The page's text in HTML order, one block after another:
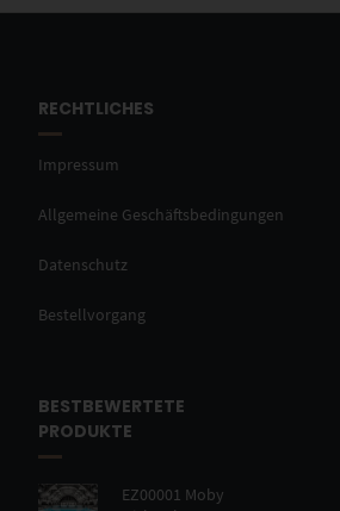
RECHTLICHES
Impressum
Allgemeine Geschäftsbedingungen
Datenschutz
Bestellvorgang
BESTBEWERTETE
PRODUKTE
EZ00001 Moby